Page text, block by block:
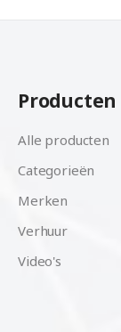
Producten
Alle producten
Categorieën
Merken
Verhuur
Video's